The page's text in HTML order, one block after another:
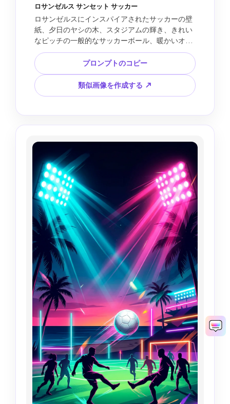
ロサンゼルス サンセット サッカー
ロサンゼルスにインスパイアされたサッカーの壁
紙、夕日のヤシの木、スタジアムの輝き、きれい
なピッチの一般的なサッカーボール、暖かいオレ
ンジ色の空、映画ファンの旅行ポスタースタイ
ル、モバイル壁紙のフレーミング、テキスト、公
式ロゴ、チームバッジ、選手の肖像画、ブランド
のジャージをデザインしてください。
プロンプトのコピー
類似画像を作成する ↗